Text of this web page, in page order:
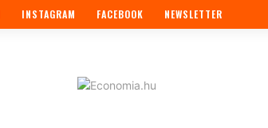
INSTAGRAM FACEBOOK NEWSLETTER